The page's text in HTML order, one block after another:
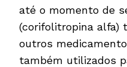
até o momento de
(corifolitropina alfa)
outros
também utilizados